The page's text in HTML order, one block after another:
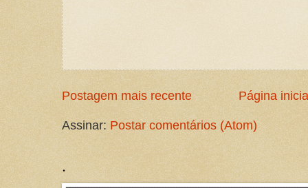
Postagem mais recente Página
Assinar: Postar comentários (Atom)
.